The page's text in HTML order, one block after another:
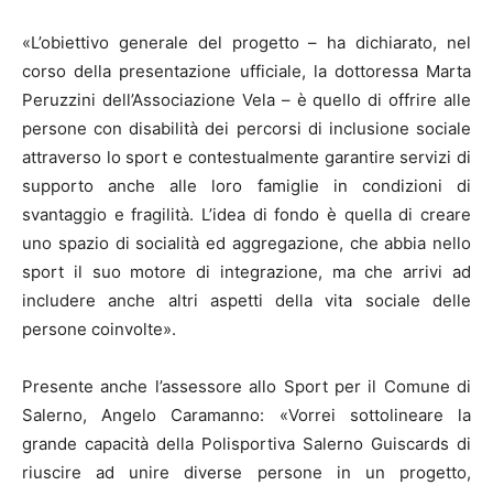
«L’obiettivo generale del progetto – ha dichiarato, nel
corso della presentazione ufficiale, la dottoressa Marta
Peruzzini dell’Associazione Vela – è quello di offrire alle
persone con disabilità dei percorsi di inclusione sociale
attraverso lo sport e contestualmente garantire servizi di
supporto anche alle loro famiglie in condizioni di
svantaggio e fragilità. L’idea di fondo è quella di creare
uno spazio di socialità ed aggregazione, che abbia nello
sport il suo motore di integrazione, ma che arrivi ad
includere anche altri aspetti della vita sociale delle
persone coinvolte».
Presente anche l’assessore allo Sport per il Comune di
Salerno, Angelo Caramanno: «Vorrei sottolineare la
grande capacità della Polisportiva Salerno Guiscards di
riuscire ad unire diverse persone in un progetto,